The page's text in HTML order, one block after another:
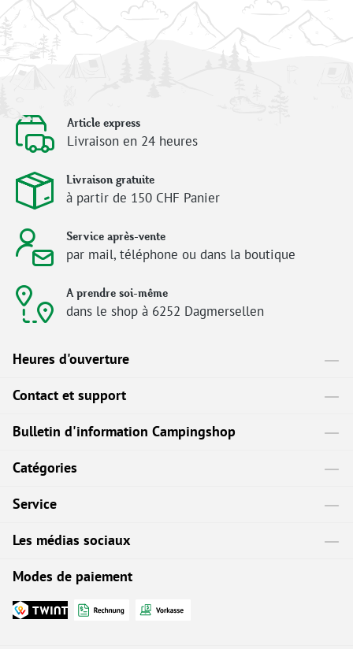
Article express
Livraison en 24 heures
Livraison gratuite
à partir de 150 CHF Panier
Service après-vente
par mail, téléphone ou dans la boutique
A prendre soi-même
dans le shop à 6252 Dagmersellen
Heures d'ouverture
Contact et support
Bulletin d'information Campingshop
Catégories
Service
Les médias sociaux
Modes de paiement